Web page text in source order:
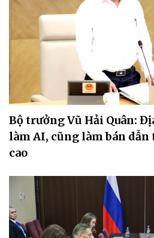
Bộ trưởng Vũ Hải Quân:
làm AI, cũng làm bán
cao